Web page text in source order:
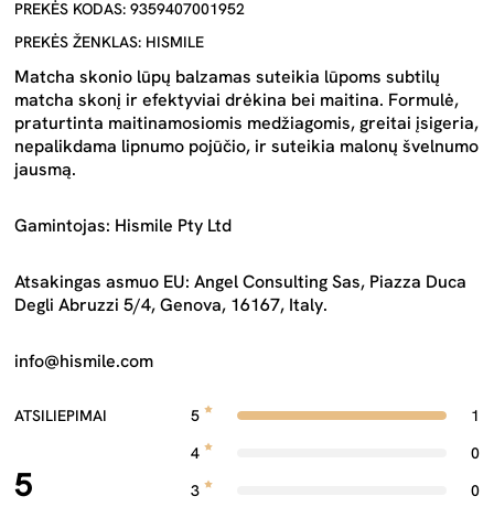
PREKĖS KODAS: 9359407001952
PREKĖS ŽENKLAS: HISMILE
Matcha skonio lūpų balzamas suteikia lūpoms subtilų
matcha skonį ir efektyviai drėkina bei maitina. Formulė,
praturtinta maitinamosiomis medžiagomis, greitai įsigeria,
nepalikdama lipnumo pojūčio, ir suteikia malonų švelnumo
jausmą.
Gamintojas: Hismile Pty Ltd
Atsakingas asmuo EU: Angel Consulting Sas, Piazza Duca
Degli Abruzzi 5/4, Genova, 16167, Italy.
info@hismile.com
ATSILIEPIMAI
5
5
1
4
0
3
0